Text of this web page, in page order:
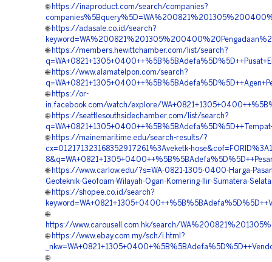
🌐 https://inaproduct.com/search/companies?
🌐 https://adasale.co.id/search?
🌐 https://members.hewittchamber.com/list/search?
🌐 https://www.alamatelpon.com/search?
🌐 https://or-
in.facebook.com/watch/explore/
🌐 https://seattlesouthsidechamber.com/list/search?
🌐 https://mainemaritime.edu/search-results/?
cx=012171323168352917261%3Aveketk-
🌐 https://www.carlow.edu/?s=WA-0821-1305-0400-Harga-
Geoteknik-Geofoam-Wilayah-Ogan-Komering-Ilir-Sumatera-
🌐 https://shopee.co.id/search?
🌐
https://www.carousell.com.hk/search/
🌐 https://www.ebay.com.my/sch/i.html?
🌐